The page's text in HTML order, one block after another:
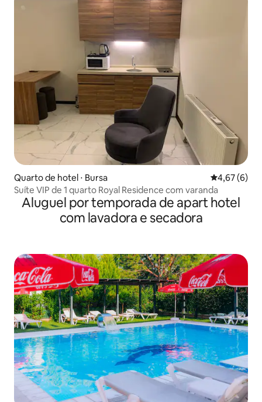
Quarto de hotel ⋅ Bursa 4,67 de uma
4,67 (6)
Suíte VIP de 1 quarto Royal Residence com varanda
Aluguel por temporada de apart hotel
com lavadora e secadora